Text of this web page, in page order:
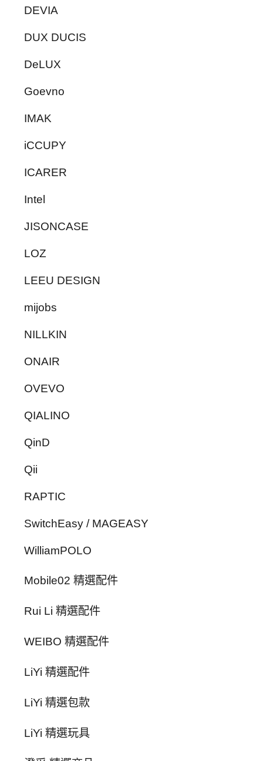
DEVIA
DUX DUCIS
DeLUX
Goevno
IMAK
iCCUPY
ICARER
Intel
JISONCASE
LOZ
LEEU DESIGN
mijobs
NILLKIN
ONAIR
OVEVO
QIALINO
QinD
Qii
RAPTIC
SwitchEasy / MAGEASY
WilliamPOLO
Mobile02 精選配件
Rui Li 精選配件
WEIBO 精選配件
LiYi 精選配件
LiYi 精選包款
LiYi 精選玩具